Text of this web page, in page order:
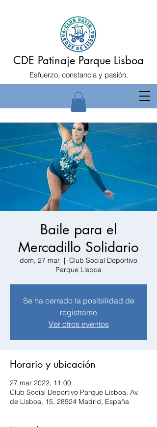
CDE Patinaje Parque Lisboa
Esfuerzo, constancia y pasión.
Baile para el
Mercadillo Solidario
dom, 27 mar
  |
Club Social Deportivo
Parque Lisboa
Se ha cerrado la posibilidad de
registrarse
Ver otros eventos
Horario y ubicación
27 mar 2022, 11:00
Club Social Deportivo Parque Lisboa, Av.
de Lisboa, 15, 28924 Madrid, España